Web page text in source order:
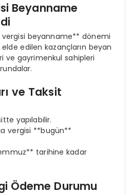
Beyanname
vergisi beyanname** dönemi
edilen kazançların beyan
ve gayrimenkul sahipleri
ve Taksit
yapılabilir.
vergisi **bugün**
tarihine kadar
Ödeme Durumu